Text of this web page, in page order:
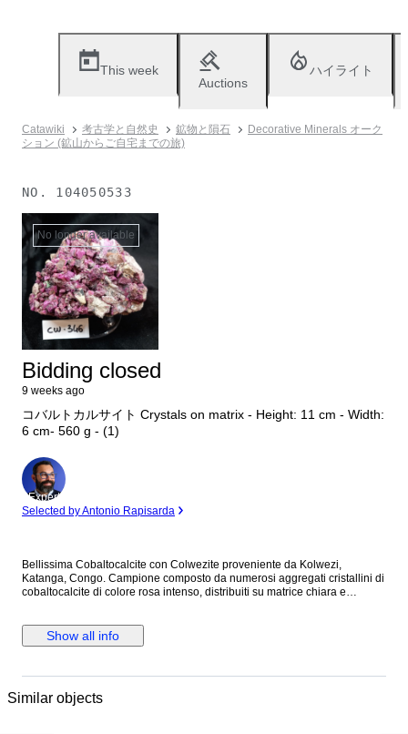
This week
Auctions
ハイライト
Catawiki 考古学と自然史 鉱物と隕石
Decorative Minerals オーク
ション (鉱山からご自宅までの旅)
NO. 104050533
No longer available
Bidding closed
9 weeks ago
コバルトカルサイト Crystals on matrix - Height: 11 cm - Width:
6 cm- 560 g - (1)
Expert
Selected by Antonio Rapisarda
Bellissima Cobaltocalcite con Colwezite proveniente da Kolwezi,
Katanga, Congo. Campione composto da numerosi aggregati cristallini di
cobaltocalcite di colore rosa intenso, distribuiti su matrice chiara e
terminazioni più lucenti. Il contrasto tra il rosa acceso della cobaltocalcite,
le tonalità chiare della matrice e le minute presenze verdi rende il
naturali mancanze e usure superficiali compatibili con il tipo di
Dimensioni: 11 × 6 × 7,5 cm Nota: i colori possono variare leggermente a
Show all info
Similar objects